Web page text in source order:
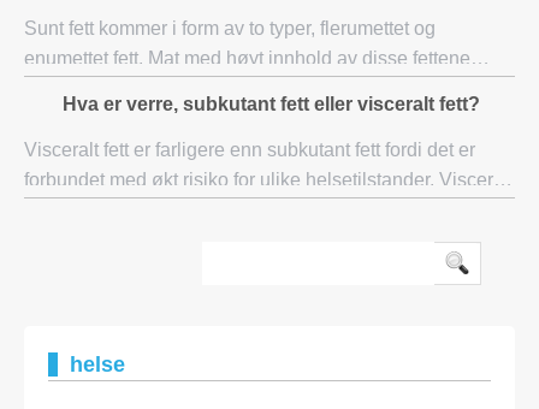
Sunt fett kommer i form av to typer, flerumettet og
enumettet fett. Mat med høyt innhold av disse fettene
fett (flerumettet og enumettet)
Hva er verre, subkutant fett eller visceralt fett?
Visceralt fett er farligere enn subkutant fett fordi det er
forbundet med økt risiko for ulike helsetilstander. Visceralt
helse